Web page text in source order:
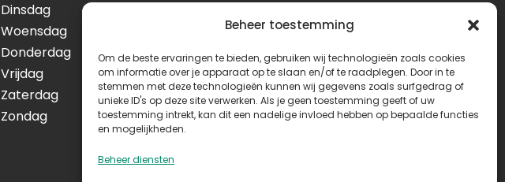
Beheer toestemming
Om de beste ervaringen te bieden, gebruiken wij technologieën zoals cookies
om informatie over je apparaat op te slaan en/of te raadplegen. Door in te
stemmen met deze technologieën kunnen wij gegevens zoals surfgedrag of
unieke ID's op deze site verwerken. Als je geen toestemming geeft of uw
toestemming intrekt, kan dit een nadelige invloed hebben op bepaalde functies
en mogelijkheden.
Beheer diensten
Dinsdag
Woensdag
Donderdag
08:00–17:30
Vrijdag
08:00–17:30
Zaterdag
08:00–12:00
Zondag
Gesloten
3628 GD Kockengen
Nederland
+31 (0)346 242 114
info@seehoo.nl